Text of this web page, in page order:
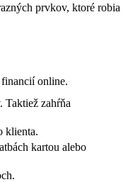
prvkov, ktoré robia
online.
zahŕňa
klienta.
kartou alebo